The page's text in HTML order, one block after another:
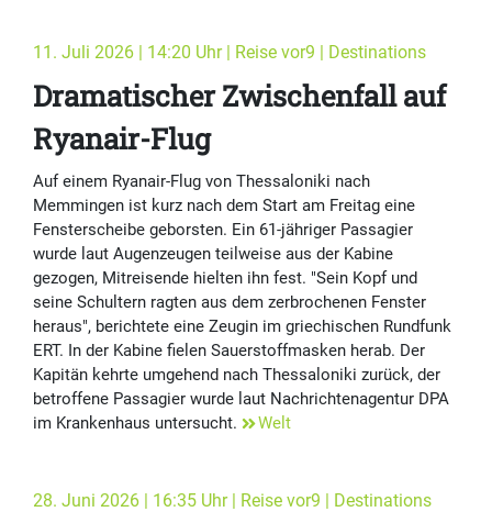
11. Juli 2026 | 14:20 Uhr | Reise vor9 | Destinations
Dramatischer Zwischenfall auf
Ryanair-Flug
Auf einem Ryanair-Flug von Thessaloniki nach
Memmingen ist kurz nach dem Start am Freitag eine
Fensterscheibe geborsten. Ein 61-jähriger Passagier
wurde laut Augenzeugen teilweise aus der Kabine
gezogen, Mitreisende hielten ihn fest. "Sein Kopf und
seine Schultern ragten aus dem zerbrochenen Fenster
heraus", berichtete eine Zeugin im griechischen Rundfunk
ERT. In der Kabine fielen Sauerstoffmasken herab. Der
Kapitän kehrte umgehend nach Thessaloniki zurück, der
betroffene Passagier wurde laut Nachrichtenagentur DPA
im Krankenhaus untersucht.
Welt
28. Juni 2026 | 16:35 Uhr | Reise vor9 | Destinations